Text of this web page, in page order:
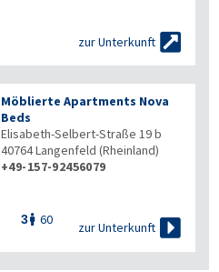
zur Unterkunft 
Möblierte Apartments Nova
Beds
Elisabeth-Selbert-Straße 19 b
40764Langenfeld (Rheinland)
+49-157-92456079
3 60 zur Unterkunft 